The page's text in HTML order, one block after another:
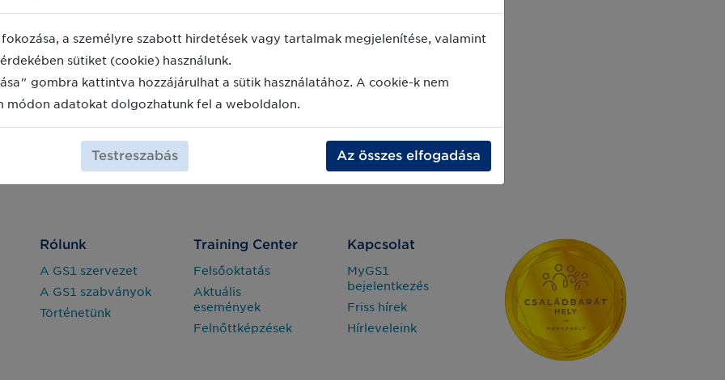
Rólunk
A GS1 szervezet
A GS1 szabványok
Történetünk
Training Center
Felsőoktatás
Aktuális
események
Felnőttképzések
Kapcsolat
MyGS1
bejelentkezés
Friss hírek
Hírleveleink
a személyre szabott hirdetések vagy tartalmak megjelenítése, valamint
sütiket (cookie) használunk.
gombra kattintva hozzájárulhat a sütik használatához. A cookie-k nem
módon adatokat dolgozhatunk fel a weboldalon.
Testreszabás Az összes elfogadása